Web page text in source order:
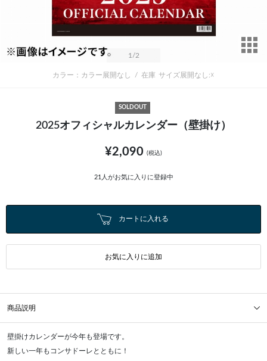
1 /2
カラー：カラー展開なし / 在庫 サイズ展開なし:☓
SOLDOUT
2025オフィシャルカレンダー（壁掛け）
¥2,090 (税込)
21 人がお気に入りに登録中
カートに入れる
お気に入りに追加
商品説明
壁掛けカレンダーが今年も登場です。
新しい一年もコンサドーレとともに！